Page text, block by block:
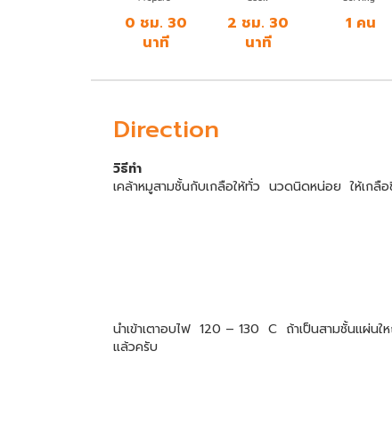
0 ชม. 30
นาที
2 ชม. 30
นาที
1 คน
Direction
วิธีทำ
เคล้าหมูสามชั้นกับเกลือให้ทั่ว นวดนิดหน่อย ให้เกลือ
นำเข้าเตาอบไฟ 120 – 130 C ถ้าเป็นสามชั้นแผ่นใ
แล้วครับ